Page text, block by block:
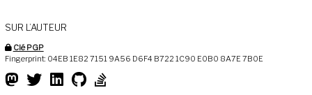
SUR L’AUTEUR
Clé PGP
Fingerprint: 04EB 1E82 7151 9A56 D6F4 B722 1C90 E0B0 8A7E 7B0E